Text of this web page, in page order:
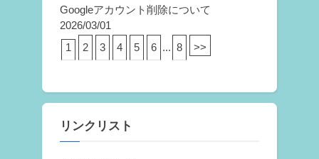
Googleアカウント削除について
2026/03/01
1
2 3 4 5 6 ... 8 >>
リンクリスト